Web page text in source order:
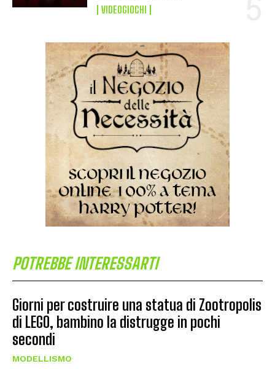
VIDEOGIOCHI
POTREBBE INTERESSARTI
Giorni per costruire una statua di Zootropolis
di LEGO, bambino la distrugge in pochi
secondi
MODELLISMO